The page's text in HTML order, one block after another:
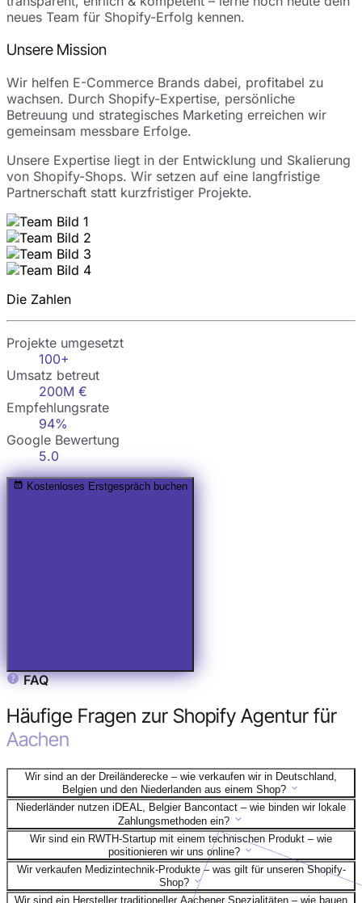
neues Team für Shopify-Erfolg kennen.
Unsere Mission
Wir helfen E-Commerce Brands dabei, profitabel zu
wachsen. Durch Shopify-Expertise, persönliche
Betreuung und strategisches Marketing erreichen wir
gemeinsam messbare Erfolge.
Unsere Expertise liegt in der Entwicklung und Skalierung
von Shopify-Shops. Wir setzen auf eine langfristige
Partnerschaft statt kurzfristiger Projekte.
Die Zahlen
Projekte umgesetzt
100+
Umsatz betreut
200M €
Empfehlungsrate
94%
Google Bewertung
5.0
Kostenloses Erstgespräch buchen
FAQ
Häufige Fragen zur Shopify Agentur für
Aachen
Wir sind an der Dreiländerecke – wie verkaufen wir in Deutschland,
Belgien und den Niederlanden aus einem Shop?
Niederländer nutzen iDEAL, Belgier Bancontact – wie binden wir lokale
Zahlungsmethoden ein?
Wir sind ein RWTH-Startup mit einem technischen Produkt – wie
positionieren wir uns online?
Wir verkaufen Medizintechnik-Produkte – was gilt für unseren Shopify-
Shop?
Wir sind ein Hersteller traditioneller Aachener Spezialitäten – wie bauen